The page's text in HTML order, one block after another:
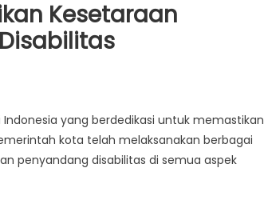
Kesetaraan
yang berdedikasi untuk memastikan
kota telah melaksanakan berbagai
penyandang disabilitas di semua aspek